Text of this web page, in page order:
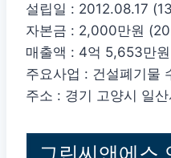
설립일 : 2012.08.17
자본금 : 2,000만원
매출액 : 4억 5,653만
주요사업 : 건설폐기물
주소 : 경기 고양시 일
그린씨앤에스